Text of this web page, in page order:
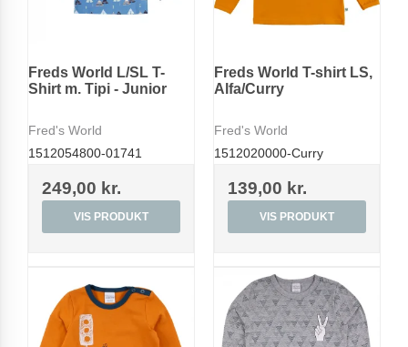
Freds World L/SL T-
Shirt m. Tipi - Junior
Fred's World
1512054800-01741
249,00 kr.
VIS PRODUKT
Freds World T-shirt LS,
Alfa/Curry
Fred's World
1512020000-Curry
139,00 kr.
VIS PRODUKT